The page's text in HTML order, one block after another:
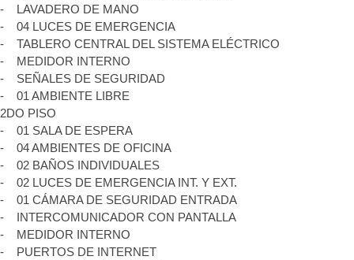
- LAVADERO DE MANO
- 04 LUCES DE EMERGENCIA
- TABLERO CENTRAL DEL SISTEMA ELÉCTRICO
- MEDIDOR INTERNO
- SEÑALES DE SEGURIDAD
- 01 AMBIENTE LIBRE
2DO PISO
- 01 SALA DE ESPERA
- 04 AMBIENTES DE OFICINA
- 02 BAÑOS INDIVIDUALES
- 02 LUCES DE EMERGENCIA INT. Y EXT.
- 01 CÁMARA DE SEGURIDAD ENTRADA
- INTERCOMUNICADOR CON PANTALLA
- MEDIDOR INTERNO
- PUERTOS DE INTERNET